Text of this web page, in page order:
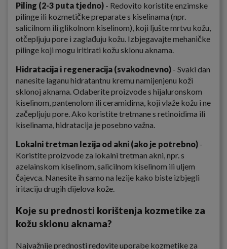
Piling (2-3 puta tjedno) - Redovito koristite enzimske
pilinge ili kozmetičke preparate s kiselinama (npr.
salicilnom ili glikolnom kiselinom), koji ljušte mrtvu kožu,
otčepljuju pore i zaglađuju kožu. Izbjegavajte mehaničke
pilinge koji mogu iritirati kožu sklonu aknama.
Hidratacija i regeneracija (svakodnevno) - Svaki dan
nanesite laganu hidratantnu kremu namijenjenu koži
sklonoj aknama. Odaberite proizvode s hijaluronskom
kiselinom, pantenolom ili ceramidima, koji vlaže kožu i ne
začepljuju pore. Ako koristite tretmane s retinoidima ili
kiselinama, hidratacija je posebno važna.
Lokalni tretman lezija od akni (ako je potrebno) -
Koristite proizvode za lokalni tretman akni, npr. s
azelainskom kiselinom, salicilnom kiselinom ili uljem
čajevca. Nanesite ih samo na lezije kako biste izbjegli
iritaciju drugih dijelova kože.
Koje su prednosti korištenja kozmetike za
kožu sklonu aknama?
Najvažnije prednosti redovite uporabe kozmetike za